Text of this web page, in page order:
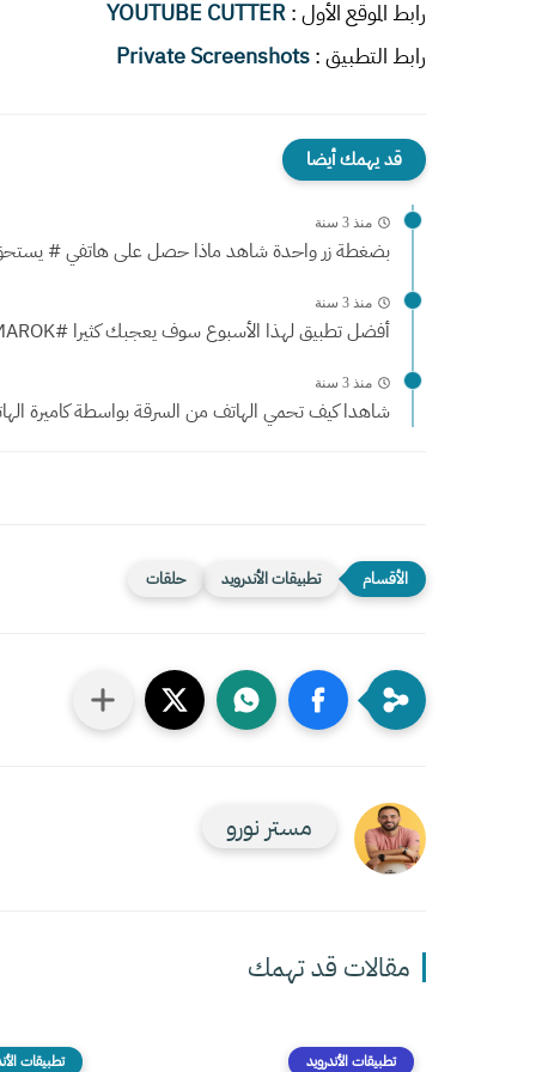
رابط الموقع الأول :
رابط التطبيق :Private Screenshots‏
قد يهمك أيضا
منذ 3 سنة
بضغطة زر واحدة شاهد ماذا حصل على هاتفي #
منذ 3 سنة
أفضل تطبيق لهذا الأسبوع سوف يعجبك كثيرا #AMAROK
منذ 3 سنة
شاهدا كيف تحمي الهاتف من السرقة بواسطة كاميرة
تطبيقات الأندرويد حلقات
مستر نورو
مقالات قد تهمك
تطبيقات الأندرويد تطبيقات